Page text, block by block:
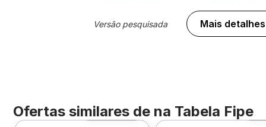
Versão pesquisada Mais detalhes
Ofertas similares de na Tabela Fipe
Foto 360º